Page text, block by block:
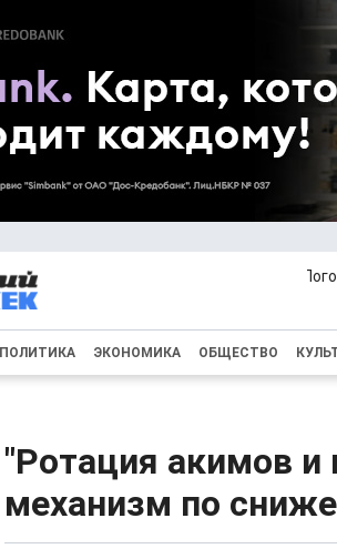
ПОЛИТИКА ЭКОНОМИКА ОБЩЕСТВО
"Ротация акимов
механизм по